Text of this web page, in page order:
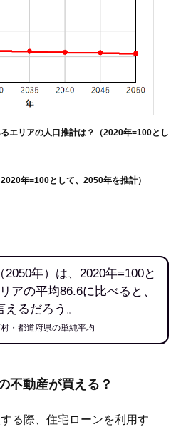
エリアの人口推計は？（2020年=100とし
年=100として、2050年を推計）
年）は、2020年=100と
アの平均86.6に比べると、
るだろう。
・都道府県の単純平均
不動産が買える？
る際、住宅ローンを利用す